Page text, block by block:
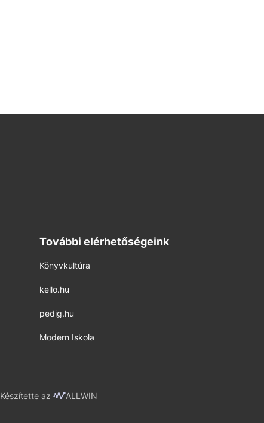
További elérhetőségeink
Könyvkultúra
kello.hu
pedig.hu
Modern Iskola
Készítette az ALLWIN